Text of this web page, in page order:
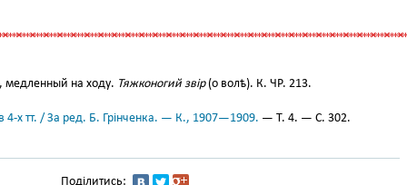
медленный на ходу. Тяжконогий звір(о волѣ). К. ЧР. 213.
4-х тт. / За ред. Б. Грінченка. — К., 1907—1909. — Т. 4. — С. 302.
Поділитись: